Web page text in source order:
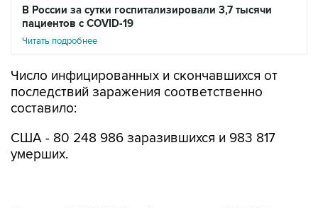
В России за сутки госпитализировали 3,7 тысячи
пациентов с COVID-19
Читать подробнее
Число инфицированных и скончавшихся от
последствий заражения соответственно
составило:
США - 80 248 986 заразившихся и 983 817
умерших.